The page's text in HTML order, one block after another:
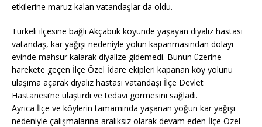
etkilerine maruz kalan vatandaşlar da oldu.
Türkeli ilçesine bağlı Akçabük köyünde yaşayan diyaliz hastası
vatandaş, kar yağışı nedeniyle yolun kapanmasından dolayı
evinde mahsur kalarak diyalize gidemedi. Bunun üzerine
harekete geçen İlçe Özel İdare ekipleri kapanan köy yolunu
ulaşıma açarak diyaliz hastası vatandaşı İlçe Devlet
Hastanesi’ne ulaştırdı ve tedavi görmesini sağladı.
Ayrıca İlçe ve köylerin tamamında yaşanan yoğun kar yağışı
nedeniyle çalışmalarına aralıksız olarak devam eden İlçe Özel